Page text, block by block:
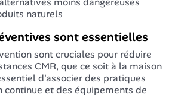
naturels
sont essentielles
sont cruciales pour réduire
CMR, que ce soit à la maison
d'associer des pratiques
continue et des équipements de